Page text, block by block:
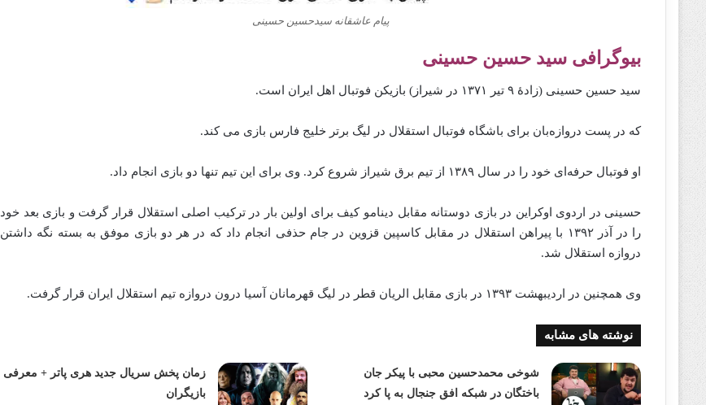
پیام عاشقانه سیدحسین حسینی
بیوگرافی سید حسین حسینی
سید حسین حسینی (زادهٔ ۹ تیر ۱۳۷۱ در شیراز) بازیکن فوتبال اهل ایران است.
که در پست دروازه‌بان برای باشگاه فوتبال استقلال در لیگ برتر خلیج فارس بازی می‌ کند.
او فوتبال حرفه‌ای خود را در سال ۱۳۸۹ از تیم برق شیراز شروع کرد. وی برای این تیم تنها دو بازی انجام داد.
حسینی در اردوی اوکراین در بازی دوستانه مقابل دینامو کیف برای اولین بار در ترکیب اصلی استقلال قرار گرفت و بازی بعد خود
را در آذر ۱۳۹۲ با پیراهن استقلال در مقابل کاسپین قزوین در جام حذفی انجام داد که در هر دو بازی موفق به بسته نگه داشتن
دروازه استقلال شد.
وی همچنین در اردیبهشت ۱۳۹۳ در بازی مقابل الریان قطر در لیگ قهرمانان آسیا درون دروازه تیم استقلال ایران قرار گرفت.
نوشته های مشابه
شوخی محمدحسین محبی با پیکر جان
باختگان در شبکه افق جنجال به پا کرد
زمان پخش سریال جدید هری پاتر + معرفی
بازیگران